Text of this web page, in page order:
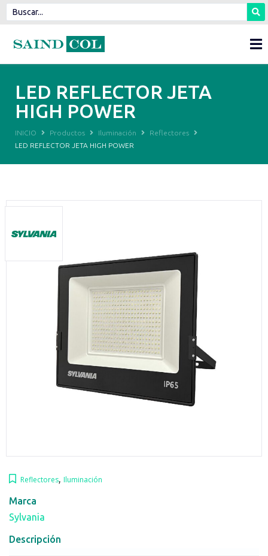
LED REFLECTOR JETA
HIGH POWER
INICIO Productos Iluminación
Reflectores
LED REFLECTOR JETA HIGH POWER
Reflectores, Iluminación
Marca
Sylvania
Descripción